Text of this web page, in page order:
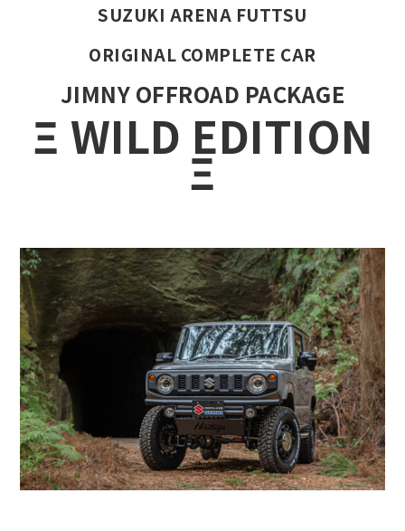
SUZUKI ARENA FUTTSU
ORIGINAL COMPLETE CAR
JIMNY OFFROAD PACKAGE
Ξ WILD EDITION
Ξ